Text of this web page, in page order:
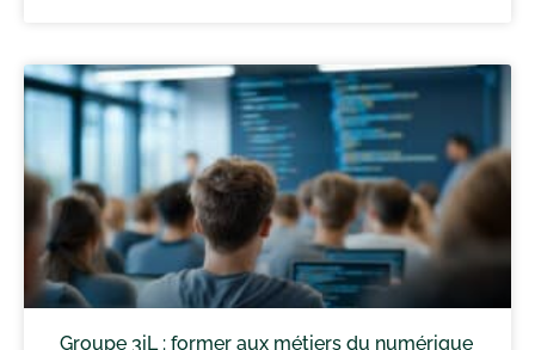
Groupe 3iL : former aux métiers du numérique